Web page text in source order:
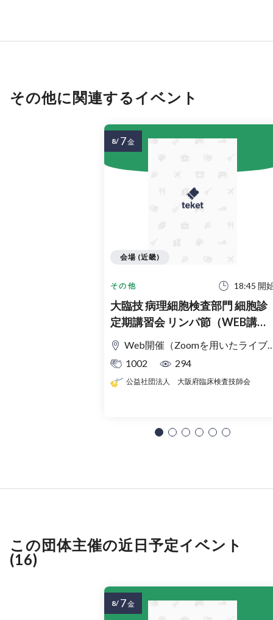
その他に関連するイベント
その他 18:45 開
大臨技 病理細胞検査部門 細胞診
定期講習会 リンパ節（WEB講習
会）Web開催（Zoomを用いたライブ配信）
1002
294
公益社団法人 大阪府臨床検査技師会
会場 (近畿)
8/ 7金
この団体主催の近日予定イベント
(16)
8/ 7金